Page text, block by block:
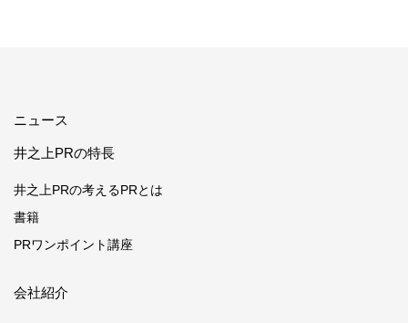
ニュース
井之上PRの特長
井之上PRの考えるPRとは
書籍
PRワンポイント講座
会社紹介